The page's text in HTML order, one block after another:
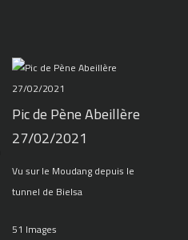
Pic de Pène Abeillère
27/02/2021
Vu sur le Moudang depuis le
tunnel de Bielsa
51 Images